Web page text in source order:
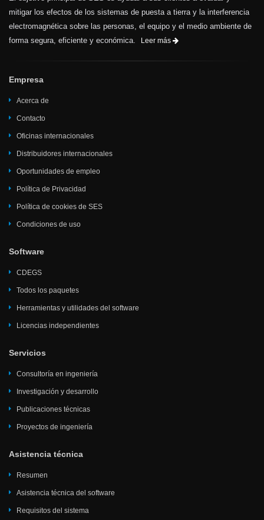
mitigar los efectos de los sistemas de puesta a tierra y la interferencia
electromagnética sobre las personas, el equipo y el medio ambiente de
forma segura, eficiente y económica.
Leer más
Empresa
Acerca de
Contacto
Oficinas internacionales
Distribuidores internacionales
Oportunidades de empleo
Política de Privacidad
Política de cookies de SES
Condiciones de uso
Software
CDEGS
Todos los paquetes
Herramientas y utilidades del software
Licencias independientes
Servicios
Consultoría en ingeniería
Investigación y desarrollo
Publicaciones técnicas
Proyectos de ingeniería
Asistencia técnica
Resumen
Asistencia técnica del software
Requisitos del sistema